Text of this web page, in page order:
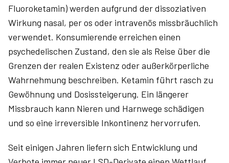
Fluoroketamin) werden aufgrund der dissoziativen
Wirkung nasal, per os oder intravenös missbräuchlich
verwendet. Konsumierende erreichen einen
psychedelischen Zustand, den sie als Reise über die
Grenzen der realen Existenz oder außerkörperliche
Wahrnehmung beschreiben. Ketamin führt rasch zu
Gewöhnung und Dosissteigerung. Ein längerer
Missbrauch kann Nieren und Harnwege schädigen
und so eine irreversible Inkontinenz hervorrufen.
Seit einigen Jahren liefern sich Entwicklung und